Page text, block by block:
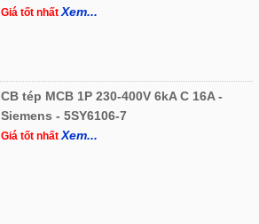
Giá tốt nhấtXem...
CB tép MCB 1P 230-400V 6kA C 16A -
Siemens - 5SY6106-7
Giá tốt nhấtXem...